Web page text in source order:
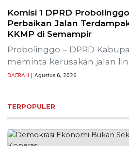
Komisi 1 DPRD
Perbaikan Jalan
KKMP di Semampir
Probolinggo – DPRD
meminta kerusakan jalan
DAERAH | Agustus 6, 2026
TERPOPULER